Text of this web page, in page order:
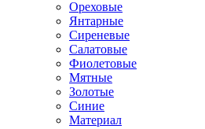
Ореховые
Янтарные
Сиреневые
Салатовые
Фиолетовые
Мятные
Золотые
Синие
Материал